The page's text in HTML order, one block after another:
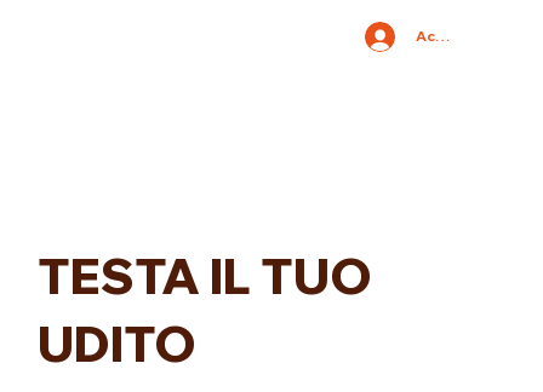
Accedi
TESTA IL TUO
UDITO